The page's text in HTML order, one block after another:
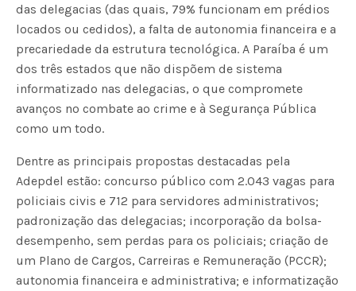
das delegacias (das quais, 79% funcionam em prédios
locados ou cedidos), a falta de autonomia financeira e a
precariedade da estrutura tecnológica. A Paraíba é um
dos três estados que não dispõem de sistema
informatizado nas delegacias, o que compromete
avanços no combate ao crime e à Segurança Pública
como um todo.
Dentre as principais propostas destacadas pela
Adepdel estão: concurso público com 2.043 vagas para
policiais civis e 712 para servidores administrativos;
padronização das delegacias; incorporação da bolsa-
desempenho, sem perdas para os policiais; criação de
um Plano de Cargos, Carreiras e Remuneração (PCCR);
autonomia financeira e administrativa; e informatização